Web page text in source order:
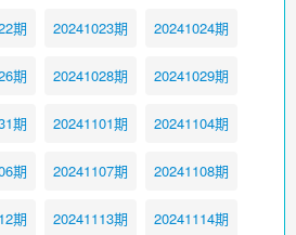
期 20241023期 20241024期
期 20241028期 20241029期
期 20241101期 20241104期
期 20241107期 20241108期
期 20241113期 20241114期